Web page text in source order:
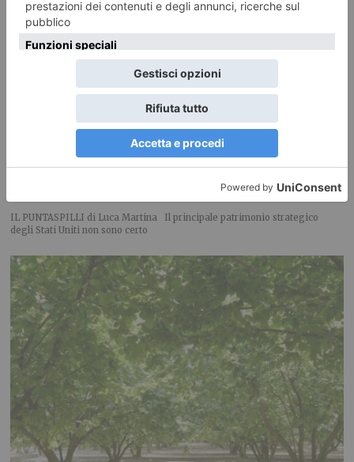
IL PUNTASPILLI di Luca Martina Il principale patrimonio strategico
degli Stati Uniti non sono certo